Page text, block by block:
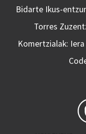
Bidarte Ikus-
Torres
Komertzialak: